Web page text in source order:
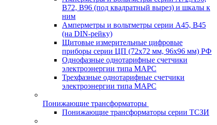
В72, В96 (под квадратный вырез) и шкалы к
ним
Амперметры и вольтметры серии А45, В45
(на DIN-рейку)
Щитовые измерительные цифровые
приборы серии ЦП (72х72 мм, 96х96 мм) РФ
Однофазные однотарифные счетчики
электроэнергии типа МАРС
Трехфазные однотарифные счетчики
электроэнергии типа МАРС
Понижающие трансформаторы
Понижающие трансформаторы серии ТСЗИ